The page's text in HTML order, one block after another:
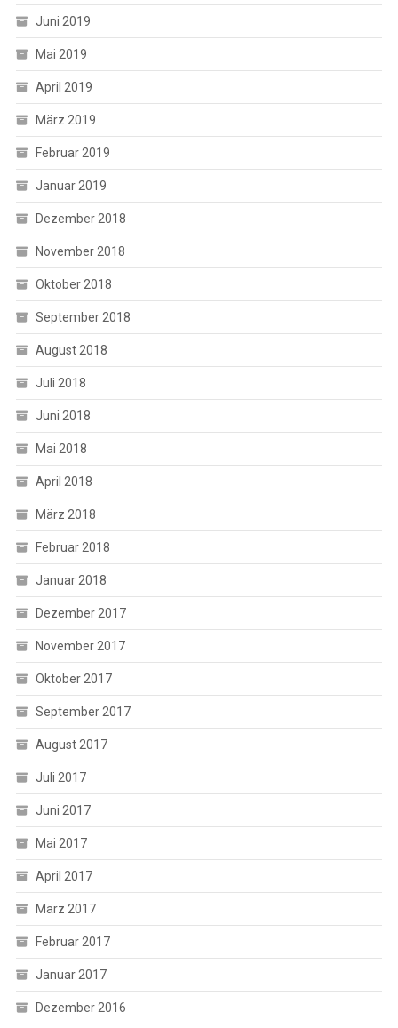
Juni 2019
Mai 2019
April 2019
März 2019
Februar 2019
Januar 2019
Dezember 2018
November 2018
Oktober 2018
September 2018
August 2018
Juli 2018
Juni 2018
Mai 2018
April 2018
März 2018
Februar 2018
Januar 2018
Dezember 2017
November 2017
Oktober 2017
September 2017
August 2017
Juli 2017
Juni 2017
Mai 2017
April 2017
März 2017
Februar 2017
Januar 2017
Dezember 2016